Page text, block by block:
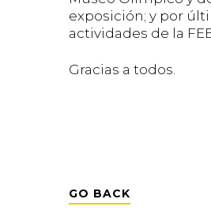
exposición; y por
actividades de la
Gracias a todos.
GO BACK